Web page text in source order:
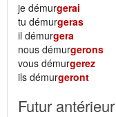
je démurgerai
tu démurgeras
il démurgera
nous démurgerons
vous démurgerez
ils démurgeront
Futur antérieur